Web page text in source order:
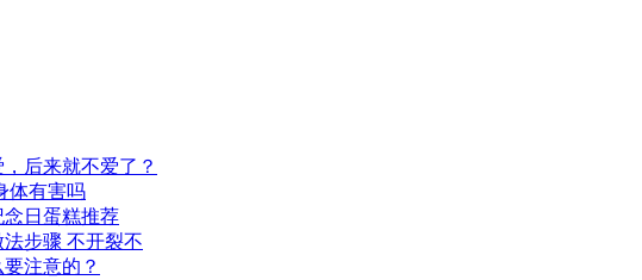
后来就不爱了？
体有害吗
日蛋糕推荐
步骤 不开裂不
注意的？